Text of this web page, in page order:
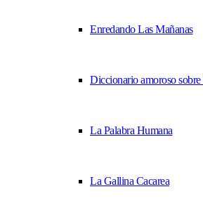
Enredando Las Mañanas
Diccionario amoroso
La Palabra Humana
La Gallina Cacarea